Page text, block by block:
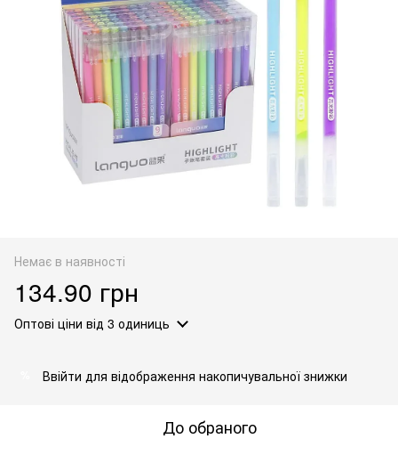
Немає в наявності
134.90 грн
Оптові ціни від 3 одиниць
Ввійти для відображення накопичувальної знижки
До обраного